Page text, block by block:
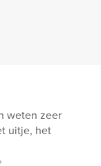
weten zeer
uitje, het